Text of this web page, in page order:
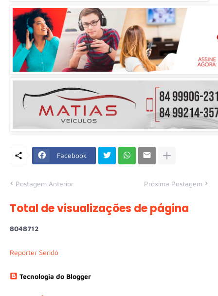
Facebook
Postagem Anterior Próxima Postagem
Total de visualizações de página
8048712
Repórter Seridó
Tecnologia do Blogger